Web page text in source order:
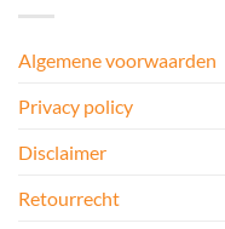
Algemene voorwaarden
Privacy policy
Disclaimer
Retourrecht